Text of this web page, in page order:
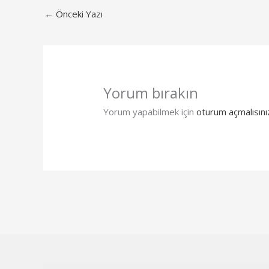
← Önceki Yazı
Yorum bırakın
Yorum yapabilmek içinoturum